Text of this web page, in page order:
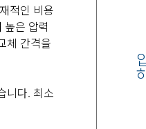
적인 비용
은 압력
체 간격을
니다. 최소